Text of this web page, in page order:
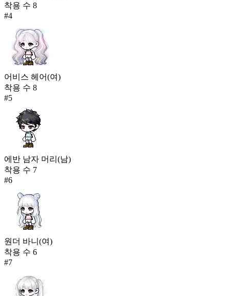
착용 수 8
#4
어비스 헤어(여)
착용 수 8
#5
에반 남자 머리(남)
착용 수 7
#6
원더 바니(여)
착용 수 6
#7